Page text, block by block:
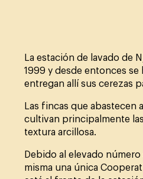
La estación de lavado de
1999 y desde entonces
entregan allí sus cerezas
Las fincas que abastecen
cultivan principalmente las
textura arcillosa.
Debido al elevado
misma una única